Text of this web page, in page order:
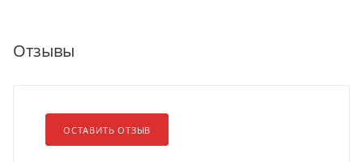
Отзывы
ОСТАВИТЬ ОТЗЫВ